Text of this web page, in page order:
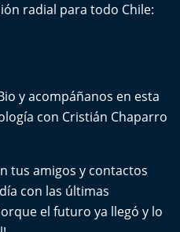
radial para todo Chile:
y acompáñanos en esta
con Cristián Chaparro
tus amigos y contactos
con las últimas
el futuro ya llegó y lo